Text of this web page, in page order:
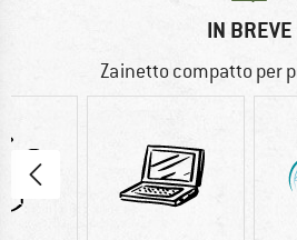
IN BREVE
Zainetto compatto per